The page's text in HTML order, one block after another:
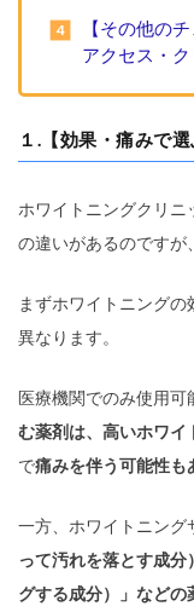
【その他の
アクセス・
１.【効果・痛みで
ホワイトニングクリ
の違いがあるのですが、
まずホワイトニング
異なります。
医療機関でのみ使用可
む薬剤は、高いホワイ
で痛みを伴う可能性も
一方、ホワイトニング
って汚れを落とす成
グする成分）」など